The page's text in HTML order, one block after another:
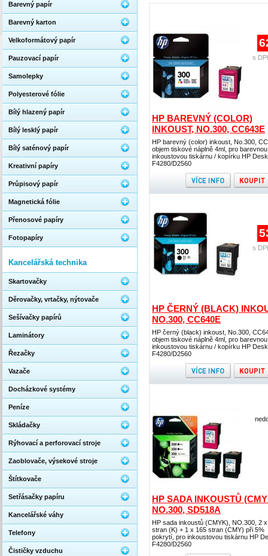
HP BAREVNÝ (COLOR)
INKOUST, NO.300, CC643E
HP barevný (color) inkoust, No.300,
objem tiskové náplně 4ml, pro barevnou
inkoustovou tiskárnu / kopírku HP
F4280/D2560
s
HP ČERNÝ (BLACK)
NO.300, CC640E
HP černý (black) inkoust, No.300,
objem tiskové náplně 4ml, pro barevnou
inkoustovou tiskárnu / kopírku HP
F4280/D2560
s
HP SADA INKOUSTŮ
NO.300, SD518A
HP sada inkoustů (CMYK), NO.300, 2
stran (K) + 1 x 165 stran (CMY) při 5%
pokrytí, pro inkoustovou tiskárnu HP
F4280/D2560
Barevný papír
Barevný karton
Velkoformátový papír
Pauzovací papír
Samolepky
Polyesterové fólie
Bílý hlazený papír
Bílý lesklý papír
Bílý saténový papír
Kreativní papíry
Průpisový papír
Magnetická fólie
Přenosové papíry
Fotopapíry
Kancelářská technika
Skartovačky
Děrovačky, vrtačky, nýtovače
Sešívačky papírů
Laminátory
Řezačky
Vazače
Docházkové systémy
Peníze
Skládačky
Rýhovací a perforovací stroje
Zaoblovače, výsekové stroje
Štítkovače
Setřásačky papíru
Kancelářské váhy
Telefony
Čističky vzduchu